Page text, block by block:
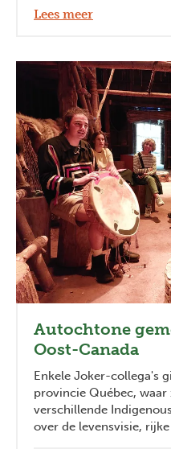
Lees meer
Autochtone
Oost-Canada
Enkele Joker-collega's
provincie Québec,
verschillende
over de levensvisie,